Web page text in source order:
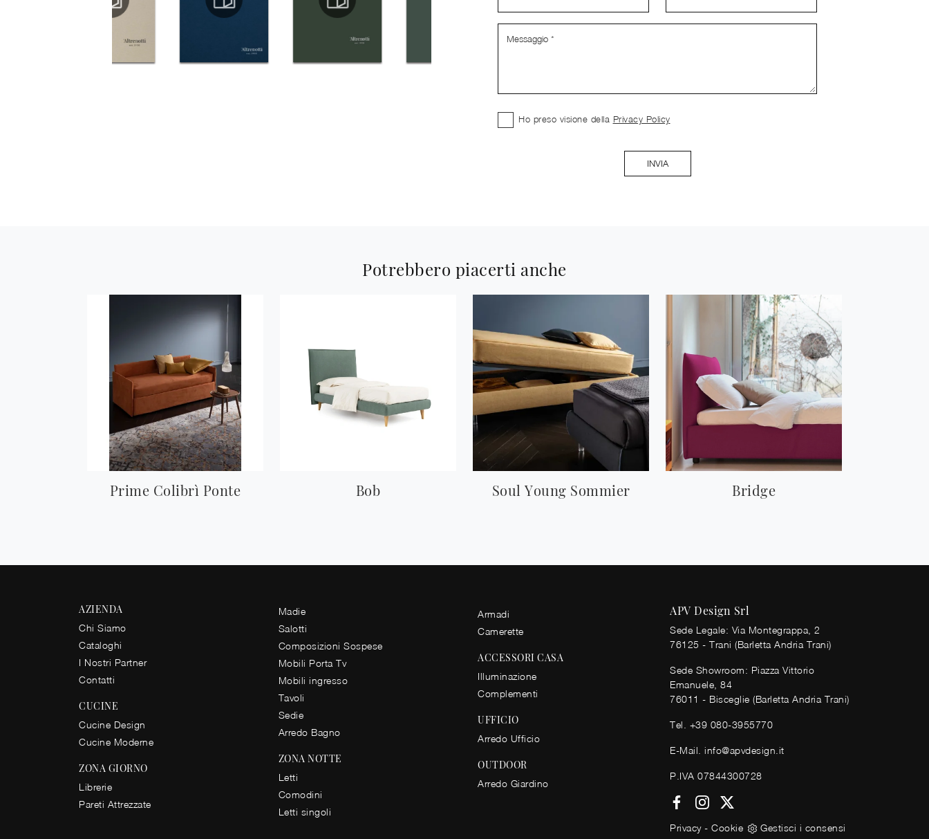
Ho preso visione della Privacy Policy
INVIA
Potrebbero piacerti anche
Prime Colibrì Ponte Bob Soul Young Sommier Bridge
AZIENDA
Chi Siamo
Cataloghi
I Nostri Partner
Contatti
CUCINE
Cucine Design
Cucine Moderne
ZONA GIORNO
Librerie
Pareti Attrezzate
Madie
Salotti
Composizioni Sospese
Mobili Porta Tv
Mobili ingresso
Tavoli
Sedie
Arredo Bagno
ZONA NOTTE
Letti
Comodini
Letti singoli
Armadi
Camerette
ACCESSORI CASA
Illuminazione
Complementi
UFFICIO
Arredo Ufficio
OUTDOOR
Arredo Giardino
APV Design Srl
Sede Legale: Via Montegrappa, 2
76125 - Trani (Barletta Andria Trani)
Sede Showroom: Piazza Vittorio
Emanuele, 84
76011 - Bisceglie (Barletta Andria Trani)
Tel. +39 080-3955770
E-Mail. info@apvdesign.it
P.IVA 07844300728
Privacy- Cookie Gestisci i consensi